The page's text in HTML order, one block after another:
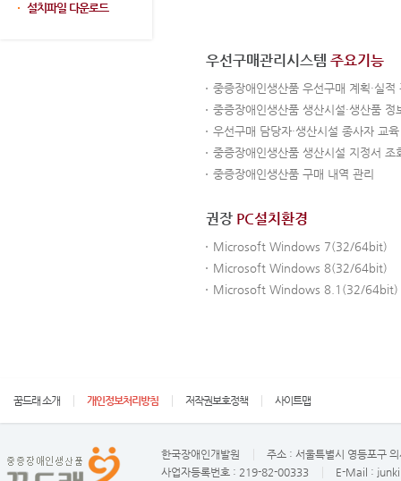
설치파일 다운로드
우선구매관리시스템 주요기능
중증장애인생산품 우선구매 계획·실적
중증장애인생산품 생산시설·생산품 정
우선구매 담당자·생산시설 종사자 교
중증장애인생산품 생산시설 지정서 조
중증장애인생산품 구매 내역 관리
권장 PC설치환경
Microsoft Windows 7(32/64bit)
Microsoft Windows 8(32/64bit)
Microsoft Windows 8.1(32/64bit)
꿈드래 소개 개인정보처리방침 저작권보호정책 사이트맵
한국장애인개발원 주소 : 서울특별시 영등포구
사업자등록번호 : 219-82-00333 E-Mail :